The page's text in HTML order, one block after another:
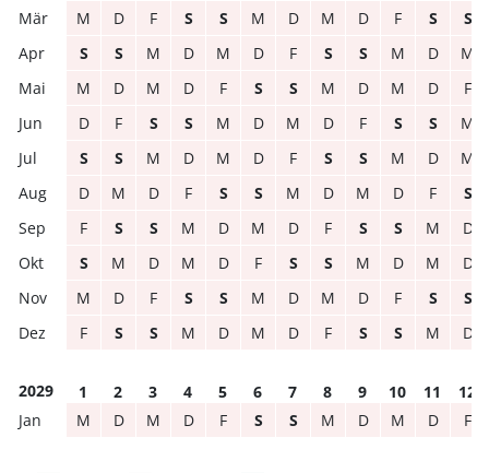
M
D F S S M D M D F S
S
S
S M D M D F S S M D
M
M
D M D F S S M D M D
F
D
F S S M D M D F S S
M
S
S M D M D F S S M D
M
D
M D F S S M D M D F
S
F
S S M D M D F S S M
D
S
M D M D F S S M D M
D
M
D F S S M D M D F S
S
F
S S M D M D F S S M D
2029 1 2 3 4 5 6 7 8 9 10 11
12
M
D M D F S S M D M D F